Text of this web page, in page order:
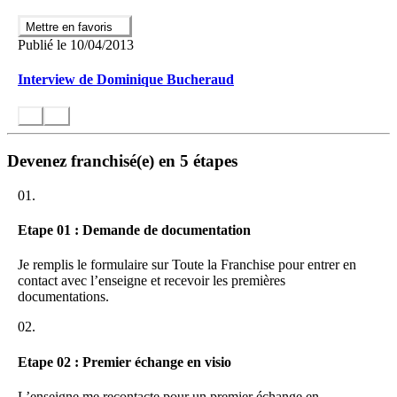
Mettre en favoris
Publié le 10/04/2013
Interview de Dominique Bucheraud
Devenez franchisé(e) en 5 étapes
01.
Etape 01 : Demande de documentation
Je remplis le formulaire sur Toute la Franchise pour entrer en
contact avec l’enseigne et recevoir les premières
documentations.
02.
Etape 02 : Premier échange en visio